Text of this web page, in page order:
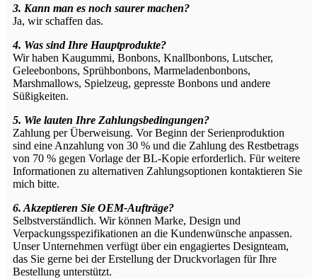
3. Kann man es noch saurer machen?
Ja, wir schaffen das.
4. Was sind Ihre Hauptprodukte?
Wir haben Kaugummi, Bonbons, Knallbonbons, Lutscher,
Geleebonbons, Sprühbonbons, Marmeladenbonbons,
Marshmallows, Spielzeug, gepresste Bonbons und andere
Süßigkeiten.
5. Wie lauten Ihre Zahlungsbedingungen?
Zahlung per Überweisung. Vor Beginn der Serienproduktion
sind eine Anzahlung von 30 % und die Zahlung des Restbetrags
von 70 % gegen Vorlage der BL-Kopie erforderlich. Für weitere
Informationen zu alternativen Zahlungsoptionen kontaktieren Sie
mich bitte.
6. Akzeptieren Sie OEM-Aufträge?
Selbstverständlich. Wir können Marke, Design und
Verpackungsspezifikationen an die Kundenwünsche anpassen.
Unser Unternehmen verfügt über ein engagiertes Designteam,
das Sie gerne bei der Erstellung der Druckvorlagen für Ihre
Bestellung unterstützt.